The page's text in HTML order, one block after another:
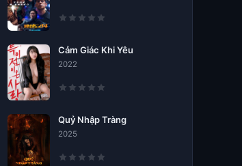
Cảm Giác Khi Yêu
2022
Quỷ Nhập Tràng
2025